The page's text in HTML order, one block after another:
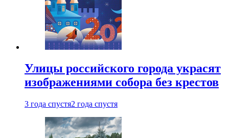
Улицы российского города украсят
изображениями собора без крестов
3 года спустя2 года спустя